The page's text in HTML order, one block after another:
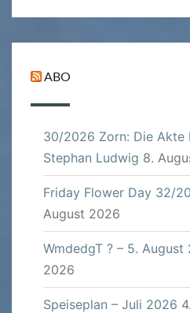
ABO
30/2026 Zorn: Die Akte
Stephan Ludwig 8.
Friday Flower Day 32/
August 2026
WmdedgT ? – 5. August
2026
Speiseplan – Juli 2026